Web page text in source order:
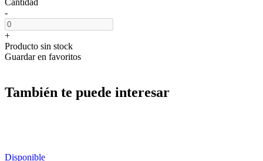
-
+
Producto sin stock
Guardar en favoritos
También te puede interesar
Disponible